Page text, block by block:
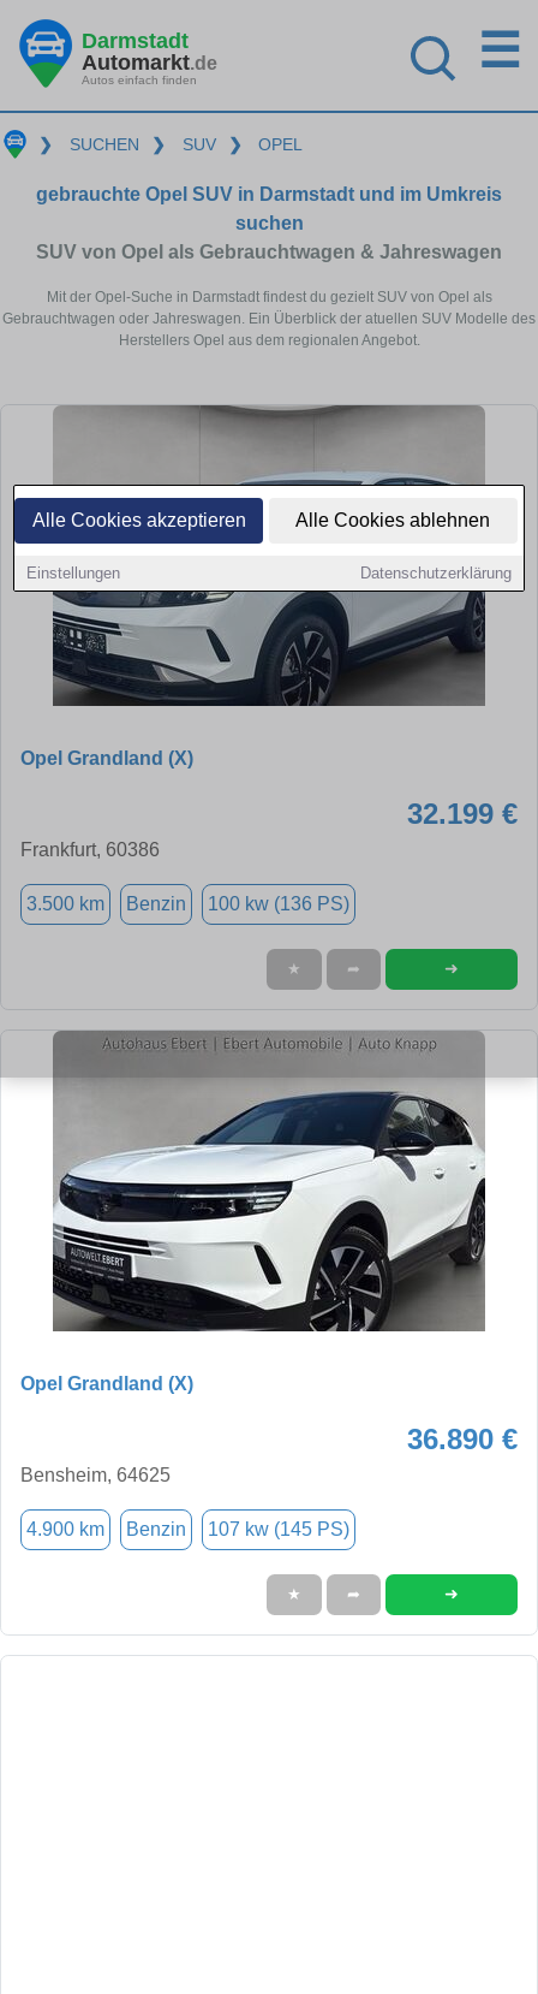
Alle Cookies akzeptieren Alle Cookies ablehnen
Einstellungen Datenschutzerklärung
Darmstadt
Automarkt.de
Autos einfach finden
☰
❯ SUCHEN ❯ SUV ❯ OPEL
gebrauchte Opel SUV in Darmstadt und im Umkreis
suchen
SUV von Opel als Gebrauchtwagen & Jahreswagen
Mit der Opel-Suche in Darmstadt findest du gezielt SUV von Opel als
Gebrauchtwagen oder Jahreswagen. Ein Überblick der atuellen SUV Modelle des
Herstellers Opel aus dem regionalen Angebot.
Opel Grandland (X)
32.199 €
Frankfurt, 60386
3.500 km Benzin 100 kw (136 PS)
★ ➦ ➜
Opel Grandland (X)
36.890 €
Bensheim, 64625
4.900 km Benzin 107 kw (145 PS)
★ ➦ ➜